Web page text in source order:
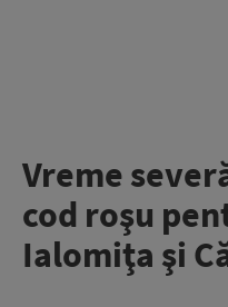
Vreme
cod roşu
Ialomiţa şi